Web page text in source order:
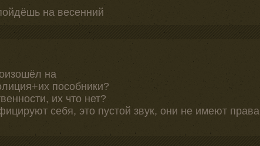
на весенний
на
пособники?
их что нет?
себя, это пустой звук, они не имеют права